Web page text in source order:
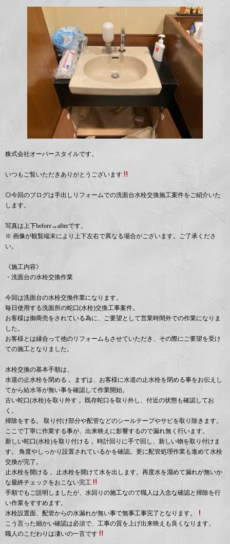
株式会社オーバースタイルです。
いつもご覧いただきありがとうございます
◎今回のブログは手出しリフォームでの洗面台水栓交換施工案件をご紹介いた
します。
写真は上下before→afterです。
※ 画像が観覧端末により上下左右で異なる場合がございます。ご了承くださ
い。
《施工内容》
・洗面台の水栓交換作業
今回は洗面台の水栓交換作業になります。
毎日使用する洗面所の蛇口(水栓)交換工事案件。
お客様は御商売をされている為に、ご要望として営業時間外での作業になりま
した。
お客様とは縁合って他のリフォームもさせていただき、その際にご要望を受け
ての施工となりました。
水栓交換の基本手順は、
水道の止水栓を閉める 。まずは、お客様に水道の止水栓を閉める事をお伝えし
てから給水等が無い事を確認して作業開始。
古い蛇口(水栓)を取り外す 。既存蛇口を取り外し、付近の状態も確認してお
く。
掃除をする。 取り付け部分や配管などのシールテープやサビを取り除きます。
ここで丁寧に作業する事が、出来映えに影響するので漏れ無く行います。
新しい蛇口(水栓)を取り付ける 。時計回りに手で回し、新しい物を取り付けま
す。 角度やしっかり設置されているかを確認。更に配管処理作業も進めて水栓
交換が完了。
止水栓を開ける 。止水栓を開けて水を出します。再度水を溜めて漏れが無いか
な最終チェックをおこない完工
手順でもご説明しましたが、水回りの施工なので職人は入念な確認と掃除を行
い作業をすすめます。
水栓設置面、配管からの水漏れが無い事で無事工事完了となります。
こう言った細かい確認は必須で、工事の質を上げ出来映えも良くなります。
職人のこだわりは凄いの一言です